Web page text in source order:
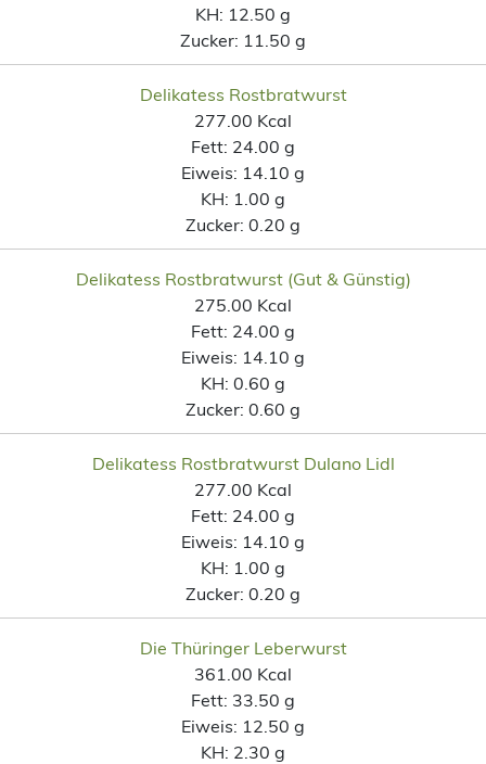
KH: 12.50 g
Zucker: 11.50 g
Delikatess Rostbratwurst
277.00 Kcal
Fett: 24.00 g
Eiweis: 14.10 g
KH: 1.00 g
Zucker: 0.20 g
Delikatess Rostbratwurst (Gut & Günstig)
275.00 Kcal
Fett: 24.00 g
Eiweis: 14.10 g
KH: 0.60 g
Zucker: 0.60 g
Delikatess Rostbratwurst Dulano Lidl
277.00 Kcal
Fett: 24.00 g
Eiweis: 14.10 g
KH: 1.00 g
Zucker: 0.20 g
Die Thüringer Leberwurst
361.00 Kcal
Fett: 33.50 g
Eiweis: 12.50 g
KH: 2.30 g